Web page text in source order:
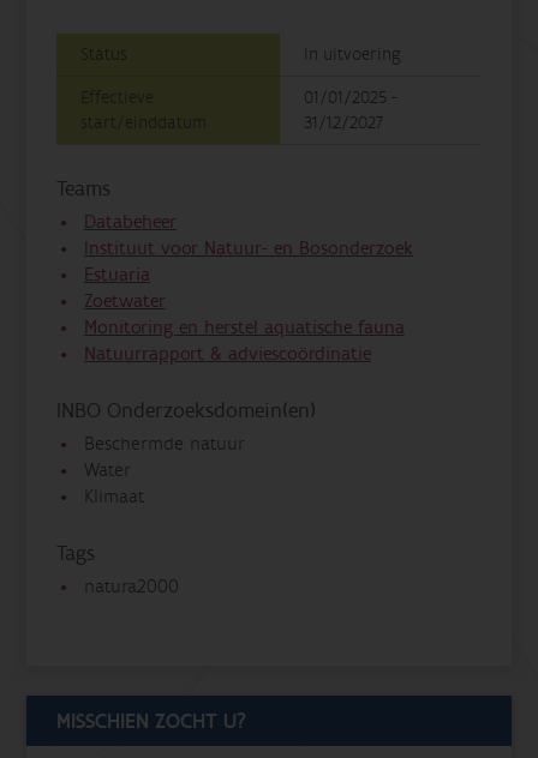
Status
In uitvoering
Effectieve
start/einddatum
01/01/2025 -
31/12/2027
Teams
Databeheer
Instituut voor Natuur- en Bosonderzoek
Estuaria
Zoetwater
Monitoring en herstel aquatische fauna
Natuurrapport & adviescoördinatie
INBO Onderzoeksdomein(en)
Beschermde natuur
Water
Klimaat
Tags
natura2000
MISSCHIEN ZOCHT U?